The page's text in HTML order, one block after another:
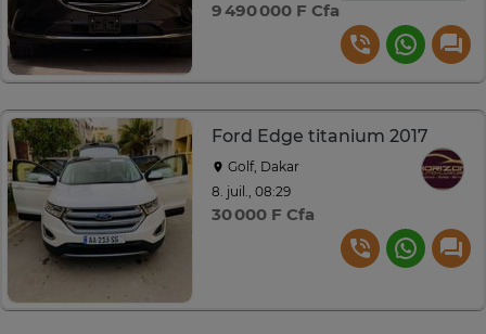
9 490 000 F Cfa
Ford Edge titanium 2017
Golf, Dakar
8. juil., 08:29
30 000 F Cfa